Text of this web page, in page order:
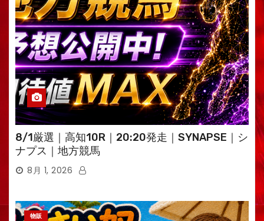
8/1厳選｜高知10R｜20:20発走｜SYNAPSE｜シ
ナプス｜地方競馬
8月 1, 2026
物販